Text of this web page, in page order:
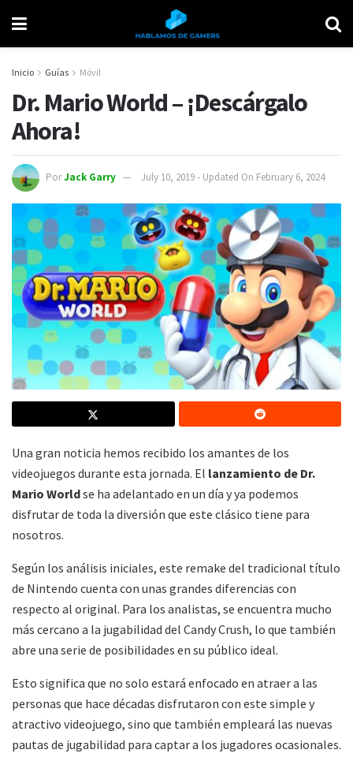
Inicio Guías Móvil
Dr. Mario World – ¡Descárgalo
Ahora!
PorJack Garry July 10, 2019 - Updated On February 6, 2024
Una gran noticia hemos recibido los amantes de los
videojuegos durante esta jornada. El lanzamiento de Dr.
Mario Worldse ha adelantado en un día y ya podemos
disfrutar de toda la diversión que este clásico tiene para
nosotros.
Según los análisis iniciales, este remake del tradicional título
de Nintendo cuenta con unas grandes diferencias con
respecto al original. Para los analistas, se encuentra mucho
más cercano a la jugabilidad del Candy Crush, lo que también
abre una serie de posibilidades en su público ideal.
Esto significa que no solo estará enfocado en atraer a las
personas que hace décadas disfrutaron con este simple y
atractivo videojuego, sino que también empleará las nuevas
pautas de jugabilidad para captar a los jugadores ocasionales.